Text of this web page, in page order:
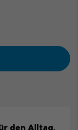
den Alltag.